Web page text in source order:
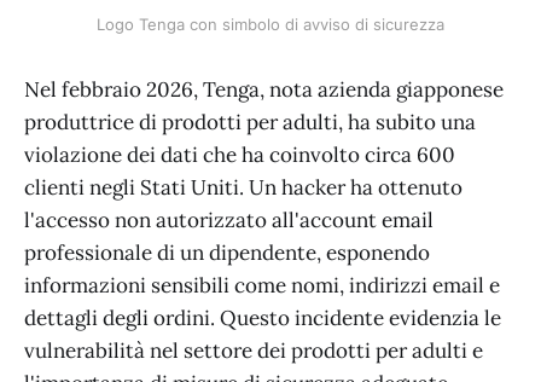
Logo Tenga con simbolo di avviso di sicurezza
Nel febbraio 2026, Tenga, nota azienda giapponese
produttrice di prodotti per adulti, ha subito una
violazione dei dati che ha coinvolto circa 600
clienti negli Stati Uniti. Un hacker ha ottenuto
l'accesso non autorizzato all'account email
professionale di un dipendente, esponendo
informazioni sensibili come nomi, indirizzi email e
dettagli degli ordini. Questo incidente evidenzia le
vulnerabilità nel settore dei prodotti per adulti e